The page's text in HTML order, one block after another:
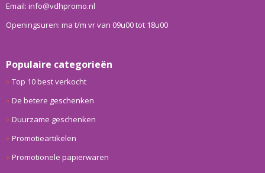
Email: info@vdhpromo.nl
Openingsuren: ma t/m vr van 09u00 tot 18u00
Populaire categorieën
Top 10 best verkocht
De betere geschenken
Duurzame geschenken
Promotieartikelen
Promotionele papierwaren